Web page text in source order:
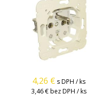
4,26 € s DPH / ks
3,46 € bez DPH / ks